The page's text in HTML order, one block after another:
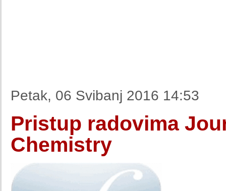
Petak, 06 Svibanj 2016 14:53
Pristup radovima
Chemistry